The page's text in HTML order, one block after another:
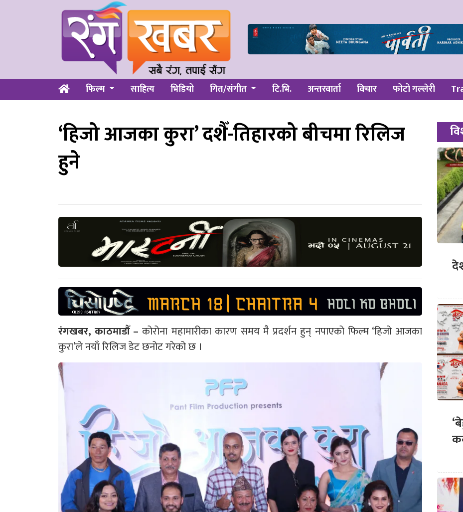
फिल्म साहित्य भिडियो गित/संगीत टि.भि. अन्तरवार्ता विचार फोटो गल्लेरी
‘हिजो आजका कुरा’ दशैँ-तिहारको बीचमा रिलिज
हुने
रंगखबर, काठमाडौँ – कोरोना महामारीका कारण समय मै प्रदर्शन हुन् नपाएको फिल्म ‘हिजो आजका
कुरा’ले नयाँ रिलिज डेट छनोट गरेको छ ।